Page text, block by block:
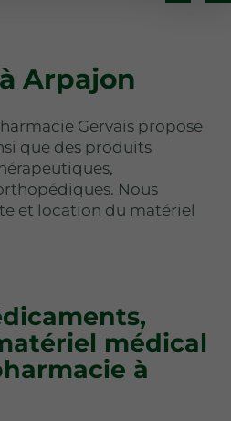
Arpajon
Gervais propose
que des produits
Nous
et location du matériel
médical
à